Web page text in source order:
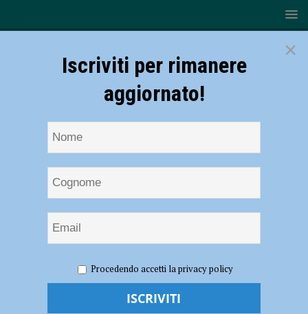
leggero calo in Emilia Romagna
Imprese femminili in leggero calo in
×
Iscriviti per rimanere
aggiornato!
Procedendo accetti la privacy policy